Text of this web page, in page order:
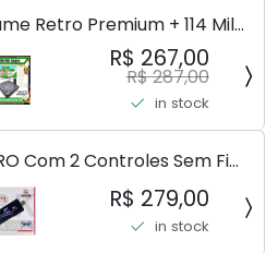
Retro Premium + 114 Mil
+ Atualizado
R$ 267,00
R$ 287,00
in stock
Com 2 Controles Sem Fio
Jogo 30000 + Jogos
R$ 279,00
in stock